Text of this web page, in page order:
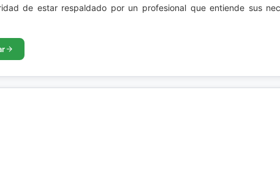
de estar respaldado por un profesional que entiende sus